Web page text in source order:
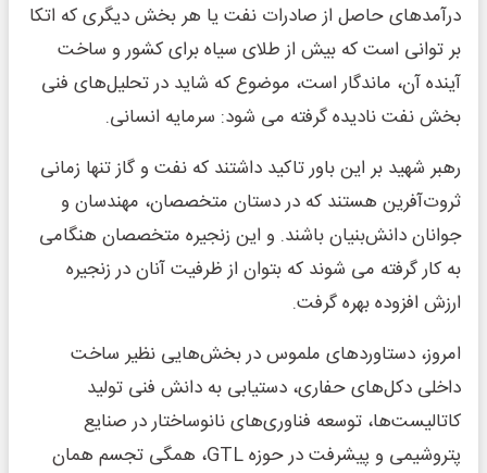
درآمدهای حاصل از صادرات نفت یا هر بخش دیگری که اتکا
بر توانی است که بیش از طلای سیاه برای کشور و ساخت
آینده آن، ماندگار است، موضوع که شاید در تحلیل‌های فنی
بخش نفت نادیده گرفته می شود: سرمایه انسانی.
رهبر شهید بر این باور تاکید داشتند که نفت و گاز تنها زمانی
ثروت‌آفرین هستند که در دستان متخصصان، مهندسان و
جوانان دانش‌بنیان باشند. و این زنجیره متخصصان هنگامی
به کار گرفته می شوند که بتوان از ظرفیت آنان در زنجیره
ارزش افزوده بهره گرفت.
امروز، دستاوردهای ملموس در بخش‌هایی نظیر ساخت
داخلی دکل‌های حفاری، دستیابی به دانش فنی تولید
کاتالیست‌ها، توسعه فناوری‌های نانوساختار در صنایع
پتروشیمی و پیشرفت در حوزه GTL، همگی تجسم همان